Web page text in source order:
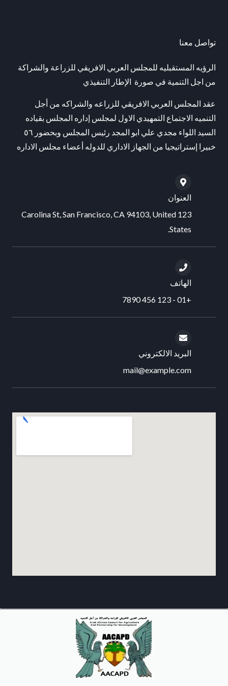
تواصل معنا
الرؤيه المستقبليه للمجلس العربي الافريقي للزراعة والشراكة
من اجل التنمية في صورة الإطار التنفيذي
عقد المجلس العربي الافريقي للزراعه والشراكه من أجل
التنميه الاجتماع التمهيدي الاول لمجلس إداره المجلس بقياده
السيد اللواء مجدي علي ابو المجد رئيس المجلس وبحضور ٥٦
خبيرا إستراتيجيا من الجهاز الاداري للدوله أعضاء مجلس الاداره
العنوان
123 Carolina St, San Francisco, CA 94103, United
States.
الهاتف
+01 - 123 456 7890
البريد الالكتروني
mail@example.com